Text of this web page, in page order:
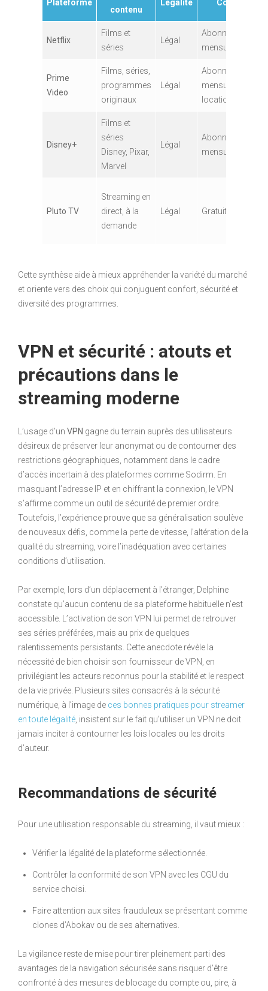
Plateforme
contenu
Légalité Coût
Netflix
Films et
séries
Légal
Abonnement
mensuel
Prime
Video
Films, séries,
programmes
originaux
Légal
Abonnement
mensuel ou
location
Disney+
Films et
séries
Disney, Pixar,
Marvel
Légal
Abonnement
mensuel
Pluto TV
Streaming en
direct, à la
demande
Légal Gratuit
Cette synthèse aide à mieux appréhender la variété du marché
et oriente vers des choix qui conjuguent confort, sécurité et
diversité des programmes.
VPN et sécurité : atouts et
précautions dans le
streaming moderne
L’usage d’un VPN gagne du terrain auprès des utilisateurs
désireux de préserver leur anonymat ou de contourner des
restrictions géographiques, notamment dans le cadre
d’accès incertain à des plateformes comme Sodirm. En
masquant l’adresse IP et en chiffrant la connexion, le VPN
s’affirme comme un outil de sécurité de premier ordre.
Toutefois, l’expérience prouve que sa généralisation soulève
de nouveaux défis, comme la perte de vitesse, l’altération de la
qualité du streaming, voire l’inadéquation avec certaines
conditions d’utilisation.
Par exemple, lors d’un déplacement à l’étranger, Delphine
constate qu’aucun contenu de sa plateforme habituelle n’est
accessible. L’activation de son VPN lui permet de retrouver
ses séries préférées, mais au prix de quelques
ralentissements persistants. Cette anecdote révèle la
nécessité de bien choisir son fournisseur de VPN, en
privilégiant les acteurs reconnus pour la stabilité et le respect
de la vie privée. Plusieurs sites consacrés à la sécurité
numérique, à l’image de ces bonnes pratiques pour streamer
en toute légalité , insistent sur le fait qu’utiliser un VPN ne doit
jamais inciter à contourner les lois locales ou les droits
d’auteur.
Recommandations de sécurité
Pour une utilisation responsable du streaming, il vaut mieux :
Vérifier la légalité de la plateforme sélectionnée.
Contrôler la conformité de son VPN avec les CGU du
service choisi.
Faire attention aux sites frauduleux se présentant comme
clones d’Abokav ou de ses alternatives.
La vigilance reste de mise pour tirer pleinement parti des
avantages de la navigation sécurisée sans risquer d’être
confronté à des mesures de blocage du compte ou, pire, à